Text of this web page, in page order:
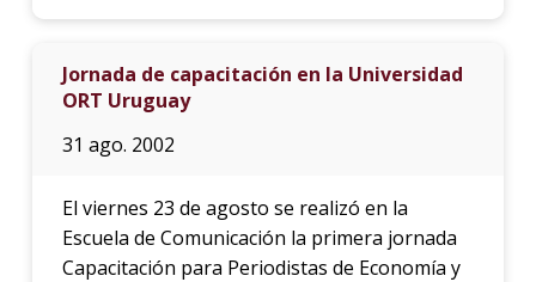
Jornada de capacitación en la Universidad
ORT Uruguay
31 ago. 2002
El viernes 23 de agosto se realizó en la
Escuela de Comunicación la primera jornada
Capacitación para Periodistas de Economía y